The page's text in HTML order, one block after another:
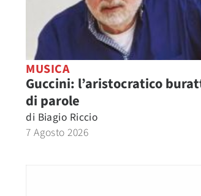
MUSICA
Guccini: l’aristocratico
di parole
di Biagio Riccio
7 Agosto 2026